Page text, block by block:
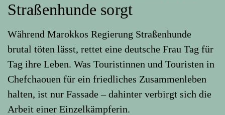
Straßenhunde sorgt
Während Marokkos Regierung Straßenhunde
brutal töten lässt, rettet eine deutsche Frau Tag für
Tag ihre Leben. Was Touristinnen und Touristen in
Chefchaouen für ein friedliches Zusammenleben
halten, ist nur Fassade – dahinter verbirgt sich die
Arbeit einer Einzelkämpferin.